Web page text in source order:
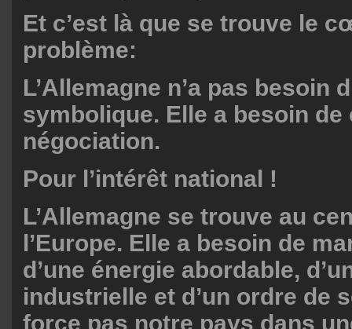
Et c’est là que se trouve le
problème:
L’Allemagne n’a pas besoin
symbolique. Elle a besoin de
négociation.
Pour l’intérêt national !
L’Allemagne se trouve au
l’Europe. Elle a besoin de
d’une énergie abordable,
industrielle et d’un ordre de
force pas notre pays dans